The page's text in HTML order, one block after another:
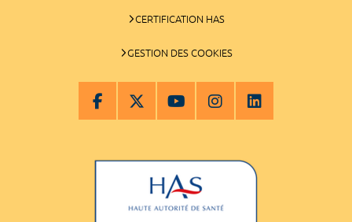
CERTIFICATION HAS
GESTION DES COOKIES